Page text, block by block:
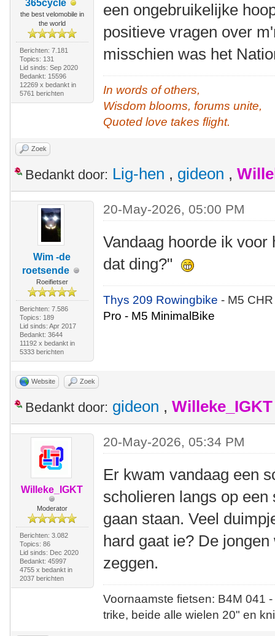
365cycle
the best velomobile in
the world
Berichten: 7.181
Topics: 131
Lid sinds: Sep 2020
Bedankt: 15596
12269 x bedankt in
5761 berichten
een ongebruikelijke
positieve vragen over
misschien was het
In words of others,
Wisdom blooms, forums unite,
Quoted love takes flight.
Zoek
Bedankt door: Lig-hen , gideon ,
Wim -de
roetsende
Roeifietser
Berichten: 7.586
Topics: 189
Lid sinds: Apr 2017
Bedankt: 3644
11192 x bedankt in
5333 berichten
20-May-2026, 05:00 PM
Vandaag hoorde ik
dat ding?"
Thys 209 Rowingbike- M5
Pro - M5 MinimalBike
Website Zoek
Bedankt door: gideon , Willeke_IGKT
Willeke_IGKT
Moderator
Berichten: 3.082
Topics: 86
Lid sinds: Dec 2020
Bedankt: 45997
4755 x bedankt in
2037 berichten
20-May-2026, 05:34 PM
Er kwam vandaag een
scholieren langs op
gaan staan. Veel
hard gaat ie? De
zeggen.
Voornaamste fietsen: B4M
trike, beide alle wielen 20" en